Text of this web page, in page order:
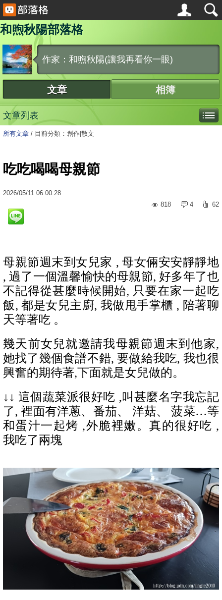
和煦秋陽部落格
作家：和煦秋陽(讓我再看你一眼)
文章 相簿
文章列表
所有文章 / 目前分類：創作|散文
吃吃喝喝母親節
2026/05/11 06:00:28
818
4 62
母親節週末到女兒家 , 母女倆安安靜靜地
, 過了一個溫馨愉快的母親節, 好多年了也
不記得從甚麼時候開始, 只要在家一起吃
飯, 都是女兒主廚, 我做甩手掌櫃 , 陪著聊
天等著吃 。
幾天前女兒就邀請我母親節週末到他家,
她找了幾個食譜不錯, 要做給我吃, 我也很
興奮的期待著,下面就是女兒做的。
↓↓ 這個蔬菜派很好吃 ,叫甚麼名字我忘記
了, 裡面有洋蔥、番茄、 洋菇、 菠菜…等
和蛋汁一起烤 ,外脆裡嫩。真的很好吃 ,
我吃了兩塊